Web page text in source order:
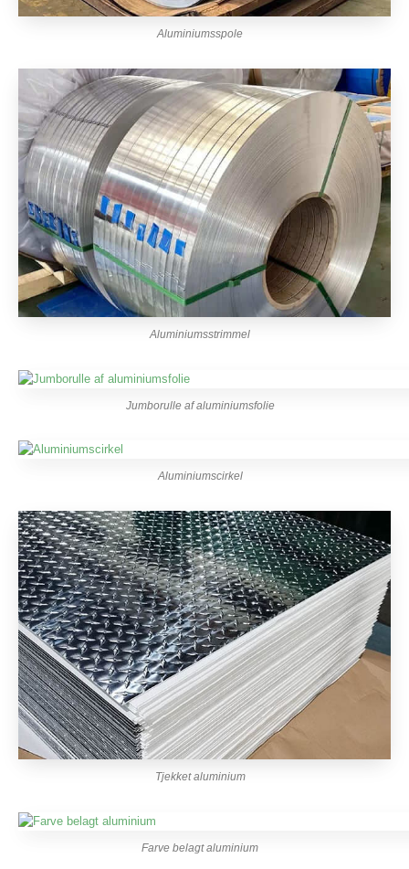
Aluminiumsspole
Aluminiumsstrimmel
Jumborulle af aluminiumsfolie
Aluminiumscirkel
Tjekket aluminium
Farve belagt aluminium